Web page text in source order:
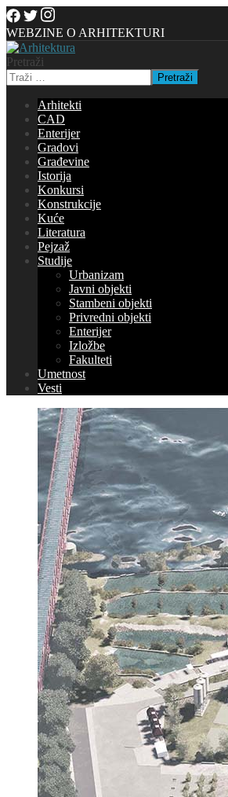
WEBZINE O ARHITEKTURI
Pretraži
Pretraži
Arhitekti
CAD
Enterijer
Gradovi
Građevine
Istorija
Konkursi
Konstrukcije
Kuće
Literatura
Pejzaž
Studije
Urbanizam
Javni objekti
Stambeni objekti
Privredni objekti
Enterijer
Izložbe
Fakulteti
Umetnost
Vesti